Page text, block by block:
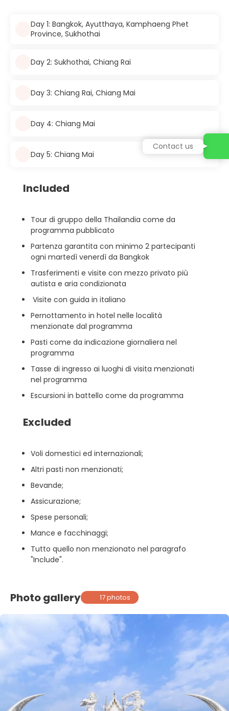
Day 1: Bangkok, Ayutthaya, Kamphaeng Phet
Province, Sukhothai
Day 2: Sukhothai, Chiang Rai
Day 3: Chiang Rai, Chiang Mai
Day 4: Chiang Mai
Day 5: Chiang Mai
Included
Tour di gruppo della Thailandia come da
programma pubblicato
Partenza garantita con minimo 2 partecipanti
ogni martedì venerdì da Bangkok
Trasferimenti e visite con mezzo privato più
autista e aria condizionata
Visite con guida in italiano
Pernottamento in hotel nelle località
menzionate dal programma
Pasti come da indicazione giornaliera nel
programma
Tasse di ingresso ai luoghi di visita menzionati
nel programma
Escursioni in battello come da programma
Excluded
Voli domestici ed internazionali;
Altri pasti non menzionati;
Bevande;
Assicurazione;
Spese personali;
Mance e facchinaggi;
Tutto quello non menzionato nel paragrafo
"Include".
Photo gallery 17 photos
Contact us